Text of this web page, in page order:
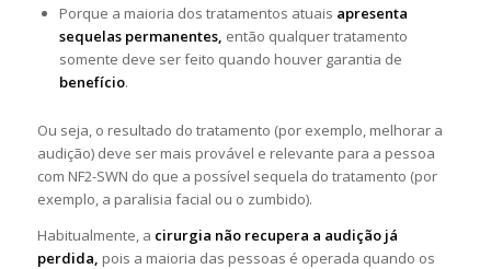
Porque a maioria dos tratamentos atuais apresenta
sequelas permanentes, então qualquer tratamento
somente deve ser feito quando houver garantia de
benefício.
Ou seja, o resultado do tratamento (por exemplo, melhorar a
audição) deve ser mais provável e relevante para a pessoa
com NF2-SWN do que a possível sequela do tratamento (por
exemplo, a paralisia facial ou o zumbido).
Habitualmente, a cirurgia não recupera a audição já
perdida, pois a maioria das pessoas é operada quando os